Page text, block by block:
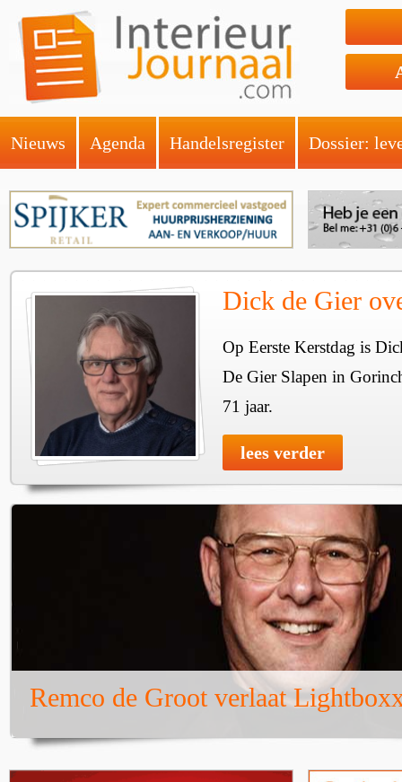
Nieuws Agenda Handelsregister Dossier:
Dick de Gier
Op Eerste Kerstdag is
De Gier Slapen in
71 jaar.
lees verder
Remco de Groot verlaat